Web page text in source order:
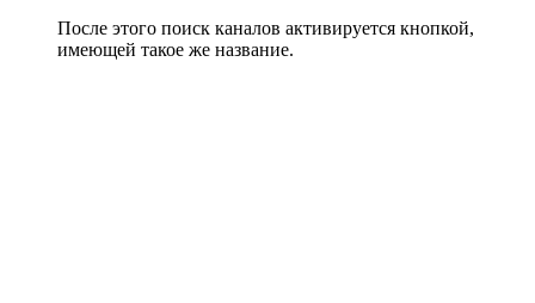
После этого поиск каналов активируется кнопкой,
имеющей такое же название.